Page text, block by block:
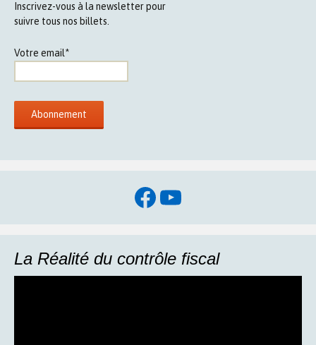
Inscrivez-vous à la newsletter pour
suivre tous nos billets.
Votre email*
Facebook
YouTube
La Réalité du contrôle fiscal